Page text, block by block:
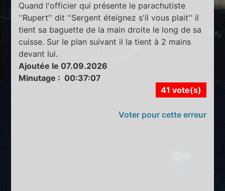
Quand l'officier qui présente le parachutiste
''Rupert'' dit ''Sergent éteignez s'il vous plait'' il
tient sa baguette de la main droite le long de sa
cuisse. Sur le plan suivant il la tient à 2 mains
devant lui.
Ajoutée le 07.09.2026
Minutage : 00:37:07
41 vote(s)
Voter pour cette erreur